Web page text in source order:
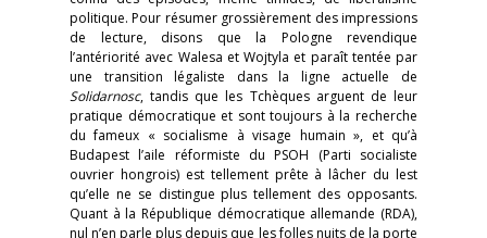
politique. Pour résumer grossièrement des impressions
de lecture, disons que la Pologne revendique
l’antériorité avec Walesa et Wojtyla et paraît tentée par
une transition légaliste dans la ligne actuelle de
Solidarnosc, tandis que les Tchèques arguent de leur
pratique démocratique et sont toujours à la recherche
du fameux « socialisme à visage humain », et qu’à
Budapest l’aile réformiste du PSOH (Parti socialiste
ouvrier hongrois) est tellement prête à lâcher du lest
qu’elle ne se distingue plus tellement des opposants.
Quant à la République démocratique allemande (RDA),
nul n’en parle plus depuis que les folles nuits de la porte